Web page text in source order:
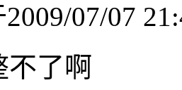
07/07
不了啊